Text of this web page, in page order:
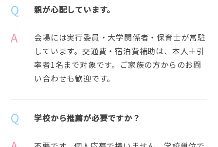
Q 親が心配しています。
A
会場には実行委員・大学関係者・保育士が常駐
しています。交通費・宿泊費補助は、本人＋引
率者1名まで対象です。ご家族の方からのお問
い合わせも歓迎です。
Q 学校から推薦が必要ですか？